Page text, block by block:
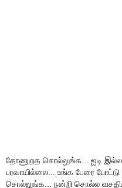
தோணுறத சொல்லுங்க... ஐடி
பரவாயில்லை... உங்க பேரை போட்டு
சொல்லுங்க... நன்றி சொல்ல